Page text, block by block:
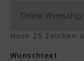
Noch 25 Zeichen
Wunschtext